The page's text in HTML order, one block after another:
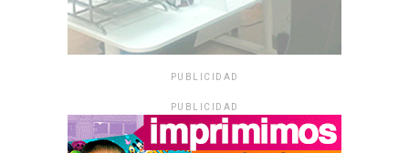
PUBLICIDAD
PUBLICIDAD